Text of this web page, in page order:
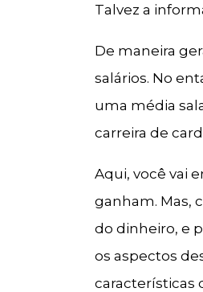
Talvez a
De maneira
salários. No
uma média
carreira de
Aqui, você vai
ganham. Mas,
do dinheiro, e
os aspectos
características